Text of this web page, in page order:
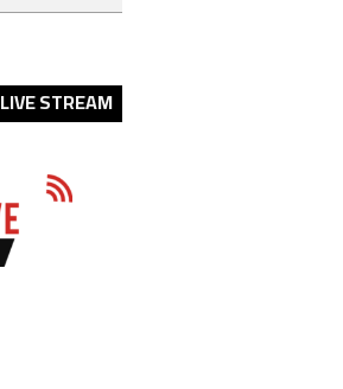
LIVE STREAM